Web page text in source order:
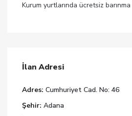
Kurum yurtlarında ücretsiz
İlan Adresi
Adres: Cumhuriyet Cad. No: 46
Şehir: Adana